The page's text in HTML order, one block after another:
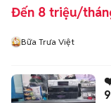
Đến 8 triệu/
Bữa Trưa Việt